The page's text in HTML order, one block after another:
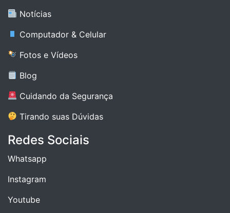
Notícias
Computador & Celular
Fotos e Vídeos
Blog
Cuidando da Segurança
Tirando suas Dúvidas
Redes Sociais
Whatsapp
Instagram
Youtube